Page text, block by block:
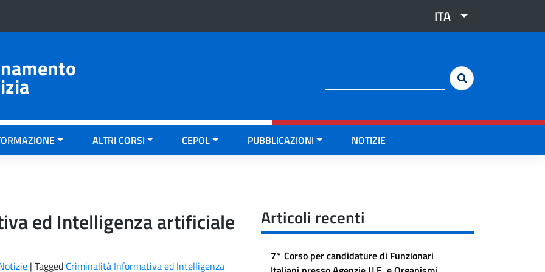
ITA
ALTRI CORSI CEPOL PUBBLICAZIONI NOTIZIE
ed Intelligenza artificiale
| Tagged Criminalità Informativa ed Intelligenza
Articoli recenti
7° Corso per candidature di Funzionari